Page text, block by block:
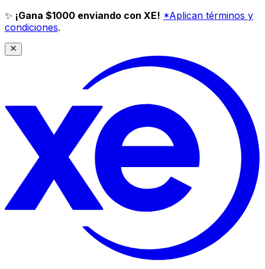
✨ ¡Gana $1000 enviando con XE! *Aplican términos y
condiciones.